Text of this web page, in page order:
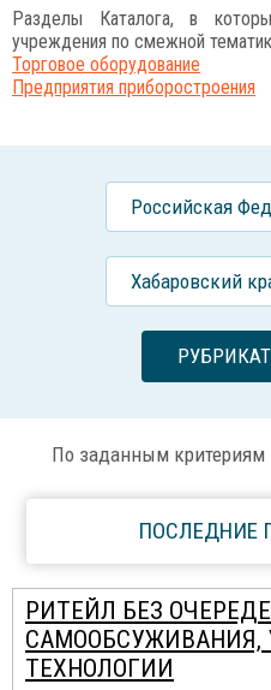
Разделы Каталога, в
учреждения по смежной
Торговое оборудование
Предприятия приборостроения
Российcкая
Хабаровский
По заданным критериям
ПОСЛЕДНИЕ
РИТЕЙЛ БЕЗ
САМООБСУЖИВАНИЯ,
ТЕХНОЛОГИИ